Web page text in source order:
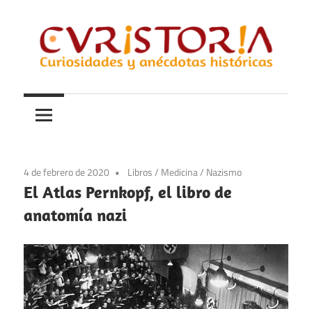
contenido
Curistoria
y
anécdotas
historia
4 de febrero de 2020 Libros/ Medicina/ Nazismo
El Atlas Pernkopf, el libro de
anatomía nazi